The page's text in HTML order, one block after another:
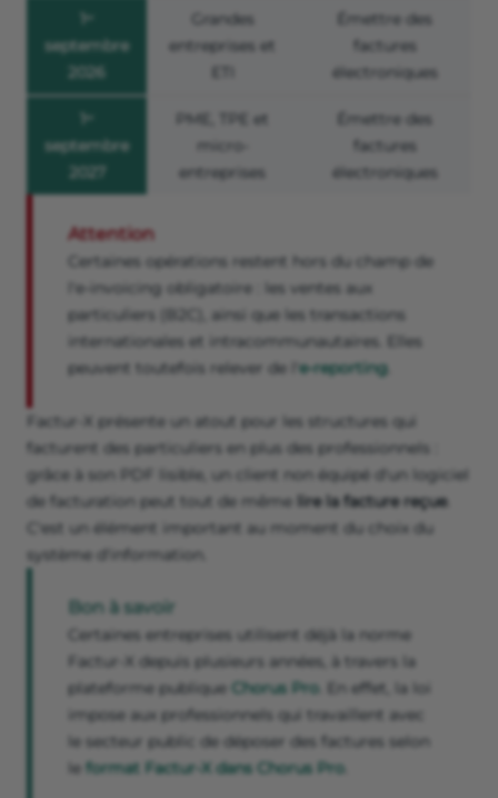
1ᵉʳ
septembre
2026
Grandes
entreprises et
Émettre des
factures
électroniques
1ᵉʳ
septembre
2027
PME, TPE et
micro-
entreprises
Émettre des
factures
électroniques
Attention
Certaines opérations restent hors du champ de
l'e-invoicing obligatoire : les ventes aux
particuliers (B2C), ainsi que les transactions
internationales et intracommunautaires. Elles
peuvent toutefois relever de l' e-reporting.
Factur-X présente un atout pour les structures qui
facturent des particuliers en plus des professionnels :
grâce à son PDF lisible, un client non équipé d'un logiciel
de facturation peut tout de même lire la facture reçue.
C'est un élément important au moment du choix du
système d'information.
Bon à savoir
Certaines entreprises utilisent déjà la norme
Factur-X depuis plusieurs années, à travers la
plateforme publique Chorus Pro . En effet, la loi
impose aux professionnels qui travaillent avec
le secteur public de déposer des factures selon
le format Factur-X dans Chorus Pro